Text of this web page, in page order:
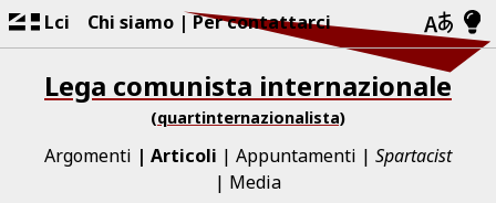
Lci Chi siamo Per contattarci
Lega comunista internazionale
(quartinternazionalista)
Argomenti Articoli Appuntamenti
Spartacist
Media